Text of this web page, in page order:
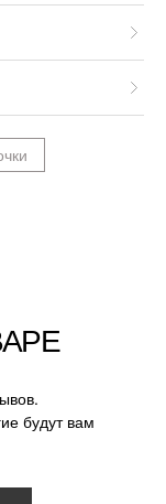
будут вам